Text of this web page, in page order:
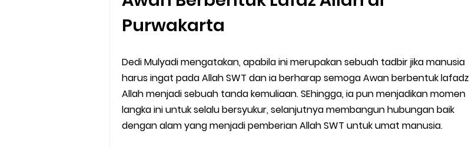
Enroute Drop: Arti dan Penjelasan Resi Gosend
Cara Transfer Gopay ke Shopeepay Tanpa Potongan
Cara Ping Server Shopee Food 2022
Purwakarta
Dedi Mulyadi mengatakan, apabila ini merupakan sebuah tadbir jika manusia
harus ingat pada Allah SWT dan ia berharap semoga Awan berbentuk lafadz
Allah menjadi sebuah tanda kemuliaan. SEhingga, ia pun menjadikan momen
langka ini untuk selalu bersyukur, selanjutnya membangun hubungan baik
dengan alam yang menjadi pemberian Allah SWT untuk umat manusia.